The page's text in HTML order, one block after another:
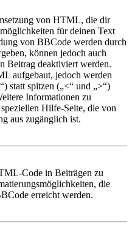
von HTML, die dir
für deinen Text
von BBCode werden durch
können jedoch auch
Beitrag deaktiviert werden.
aufgebaut, jedoch werden
statt spitzen („<“ und „>“)
Informationen zu
Hilfe-Seite, die von
aus zugänglich ist.
Code in Beiträgen zu
die
erreicht werden.